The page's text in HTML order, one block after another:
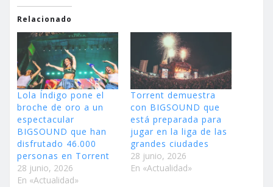
Relacionado
Lola Índigo pone el
broche de oro a un
espectacular
BIGSOUND que han
disfrutado 46.000
personas en Torrent
28 junio, 2026
En «Actualidad»
Torrent demuestra
con BIGSOUND que
está preparada para
jugar en la liga de las
grandes ciudades
28 junio, 2026
En «Actualidad»